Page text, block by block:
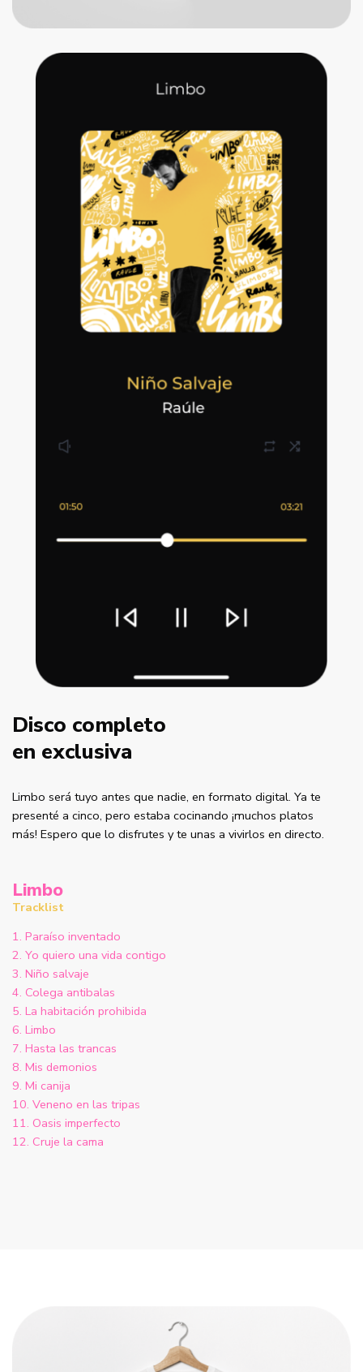
Disco completo
en exclusiva
Limbo será tuyo antes que nadie, en formato digital. Ya te
presenté a cinco, pero estaba cocinando ¡muchos platos
más! Espero que lo disfrutes y te unas a vivirlos en directo.
Limbo
Tracklist
1. Paraíso inventado
2. Yo quiero una vida contigo
3. Niño salvaje
4. Colega antibalas
5. La habitación prohibida
6. Limbo
7. Hasta las trancas
8. Mis demonios
9. Mi canija
10. Veneno en las tripas
11. Oasis imperfecto
12. Cruje la cama